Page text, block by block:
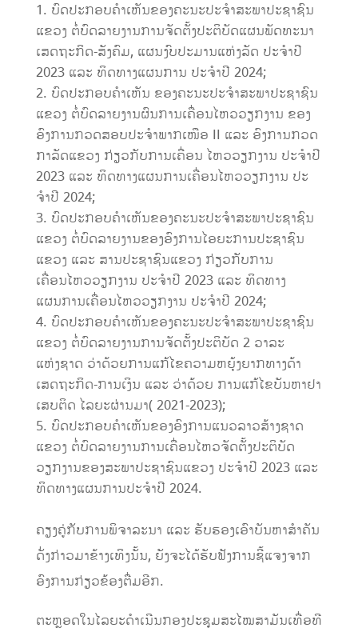
ບົດປະກອບຄໍາເຫັນຂອງຄະນະປະຈໍາສະພາປະຊາຊົນ
ແຂວງ ຕໍ່ບົດລາຍງານການຈັດຕັ້ງປະຕິບັດແຜນພັດທະນາ
ເສດຖະກິດ-ສັງຄົມ, ແຜນງົບປະມານແຫ່ງລັດ ປະຈຳປີ
2023 ແລະ ທິດທາງແຜນການ ປະຈໍາປີ 2024;
ບົດປະກອບຄໍາເຫັນ ຂອງຄະນະປະຈໍາສະພາປະຊາຊົນ
ແຂວງ ຕໍ່ບົດລາຍງານຜົນການເຄື່ອນໄຫວວຽກງານ ຂອງ
ອົງການກວດສອບປະຈໍາພາກເໜືອ II ແລະ ອົງການກວດ
ກາລັດແຂວງ ກ່ຽວກັບການເຄື່ອນ ໄຫວວຽກງານ ປະຈໍາປີ
2023 ແລະ ທິດທາງແຜນການເຄື່ອນໄຫວວຽກງານ ປະ
ຈໍາປີ 2024;
ບົດປະກອບຄໍາເຫັນຂອງຄະນະປະຈໍາສະພາປະຊາຊົນ
ແຂວງ ຕໍ່ບົດລາຍງານຂອງອົງການໄອຍະການປະຊາຊົນ
ແຂວງ ແລະ ສານປະຊາຊົນແຂວງ ກ່ຽວກັບການ
ເຄື່ອນໄຫວວຽກງານ ປະຈໍາປີ 2023 ແລະ ທິດທາງ
ແຜນການເຄື່ອນໄຫວວຽກງານ ປະຈໍາປີ 2024;
ບົດປະກອບຄໍາເຫັນຂອງຄະນະປະຈໍາສະພາປະຊາຊົນ
ແຂວງ ຕໍ່ບົດລາຍງານການຈັດຕັ້ງປະຕິບັດ 2 ວາລະ
ແຫ່ງຊາດ ວ່າດ້ວຍການແກ້ໄຂຄວາມຫຍຸ້ງຍາກທາງດ້າ
ເສດຖະກິດ-ການເງິນ ແລະ ວ່າດ້ວຍ ການແກ້ໄຂບັນຫາຢາ
ເສບຕິດ ໄລຍະຜ່ານມາ( 2021-2023);
ບົດປະກອບຄໍາເຫັນຂອງອົງການແນວລາວສ້າງຊາດ
ແຂວງ ຕໍ່ບົດລາຍງານການເຄື່ອນໄຫວຈັດຕັ້ງປະຕິບັດ
ວຽກງານຂອງສະພາປະຊາຊົນແຂວງ ປະຈໍາປີ 2023 ແລະ
ທິດທາງແຜນການປະຈໍາປີ 2024.
ຄຽງຄູ່ກັບການພິຈາລະນາ ແລະ ຮັບຮອງເອົາບັນຫາສຳຄັນ
ດັ່ງກ່າວມາຂ້າງເທິງນັ້ນ, ຍັງຈະໄດ້ຮັບຟັງການຊີ້ແຈງຈາກ
ອົງການກ່ຽວຂ້ອງຕື່ມອີກ.
ຕະຫຼອດໃນໄລຍະດຳເນີນກອງປະຊຸມສະໄໝສາມັນເທື່ອທີ